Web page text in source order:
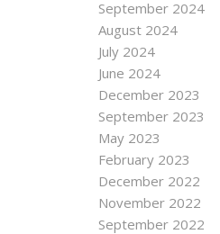
September 2024
August 2024
July 2024
June 2024
December 2023
September 2023
May 2023
February 2023
December 2022
November 2022
September 2022